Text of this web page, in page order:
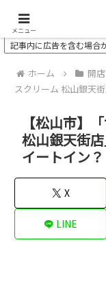
＼ 松山の街
記事内に広告を含む場合
ホーム 開
スクリーム 松山銀天
【松山市】
松山銀天街
イートイン？
X
LINE
メニュー